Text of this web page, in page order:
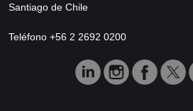
Santiago de Chile
Teléfono +56 2 2692 0200